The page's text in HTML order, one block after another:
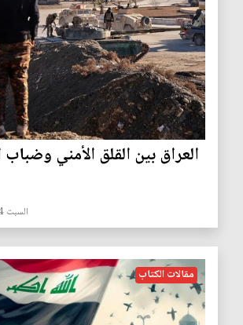
العراق بين القلق الأمني
السبت 24 كانون الثاني 2026
مقالات الكتاب